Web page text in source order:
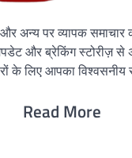
और अन्य पर व्यापक
और ब्रेकिंग स्टोरीज़
के लिए आपका विश्वसनीय
Read More